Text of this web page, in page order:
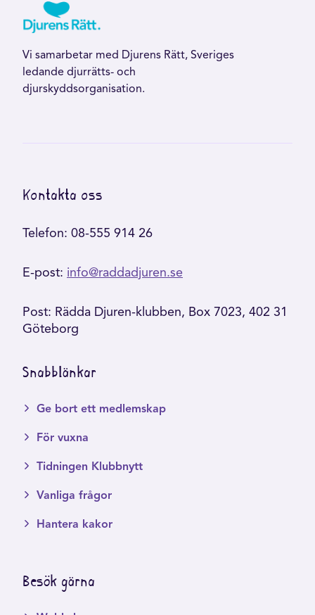
Vi samarbetar med Djurens Rätt, Sveriges
ledande djurrätts- och
djurskyddsorganisation.
Kontakta oss
Telefon: 08-555 914 26
E-post: info@raddadjuren.se
Post: Rädda Djuren-klubben, Box 7023, 402 31
Göteborg
Snabblänkar
Ge bort ett medlemskap
För vuxna
Tidningen Klubbnytt
Vanliga frågor
Hantera kakor
Besök gärna